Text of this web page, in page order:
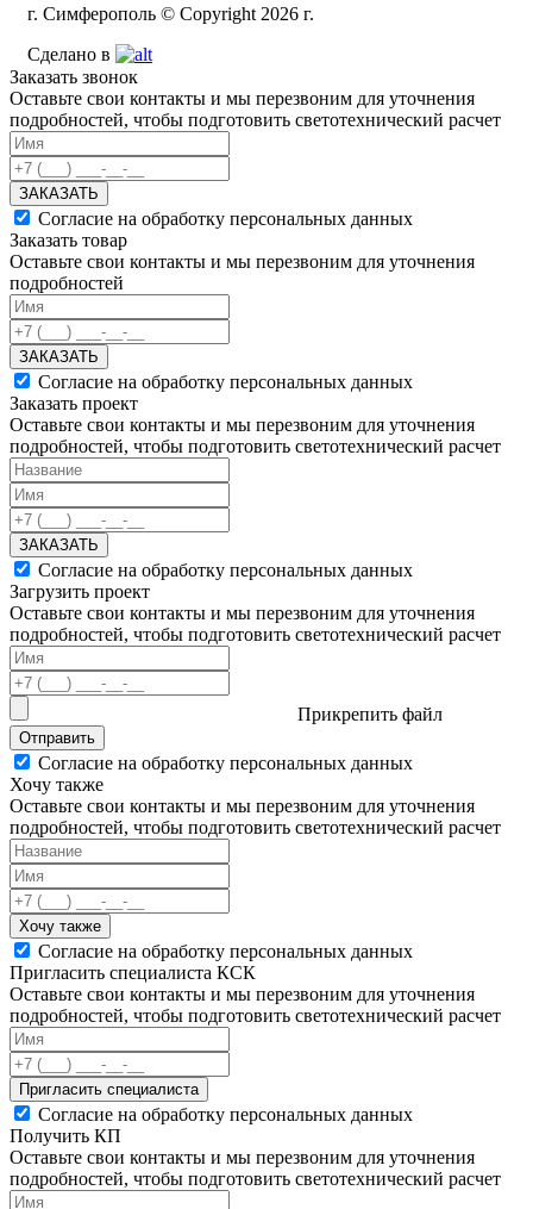
г. Симферополь © Copyright 2026 г.
Сделано в
Заказать звонок
Оставьте свои контакты и мы перезвоним для уточнения
подробностей, чтобы подготовить светотехнический расчет
ЗАКАЗАТЬ
Согласие на обработку персональных данных
Заказать товар
Оставьте свои контакты и мы перезвоним для уточнения
подробностей
ЗАКАЗАТЬ
Согласие на обработку персональных данных
Заказать проект
Оставьте свои контакты и мы перезвоним для уточнения
подробностей, чтобы подготовить светотехнический расчет
ЗАКАЗАТЬ
Согласие на обработку персональных данных
Загрузить проект
Оставьте свои контакты и мы перезвоним для уточнения
подробностей, чтобы подготовить светотехнический расчет
Прикрепить файл
Отправить
Согласие на обработку персональных данных
Хочу также
Оставьте свои контакты и мы перезвоним для уточнения
подробностей, чтобы подготовить светотехнический расчет
Хочу также
Согласие на обработку персональных данных
Пригласить специалиста КСК
Оставьте свои контакты и мы перезвоним для уточнения
подробностей, чтобы подготовить светотехнический расчет
Пригласить специалиста
Согласие на обработку персональных данных
Получить КП
Оставьте свои контакты и мы перезвоним для уточнения
подробностей, чтобы подготовить светотехнический расчет